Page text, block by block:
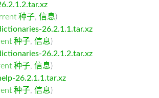
种子, 信息)
26.2.1.1.tar.xz
种子, 信息)
26.2.1.2.tar.xz
种子, 信息)
26.2.1.1.tar.xz
种子, 信息)